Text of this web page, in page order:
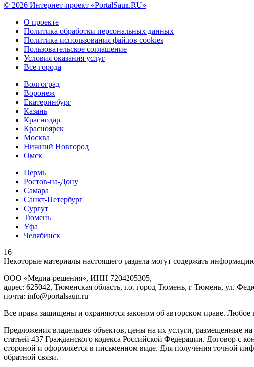
© 2026 Интернет-проект «PortalSaun.RU»
О проекте
Политика обработки персональных данных
Политика использования файлов cookies
Пользовательское соглашение
Условия оказания услуг
Все города
Волгоград
Воронеж
Екатеринбург
Казань
Краснодар
Красноярск
Москва
Нижний Новгород
Омск
Пермь
Ростов-на-Дону
Самара
Санкт-Петербург
Сургут
Тюмень
Уфа
Челябинск
16+
Heкoтopыe мaтepиaлы нacтoящего paздeла мoгут coдержать
ООО «Медиа-решения», ИНН 7204205305,
адрес: 625042, Тюменская область, г.о. город Тюмень, г Тюмень, ул.
почта: info@portalsaun.ru
Вce прaвa зaщищeны и oxpaняютcя зaкoнoм oб aвтopcкoм прaве. Любoe
Предложения владельцев объектов, цены на их услуги, размещенные
статьей 437 Гражданского кодекса Российской Федерации. Договор с
стороной и оформляется в письменном виде. Для получения точной
обратной связи.